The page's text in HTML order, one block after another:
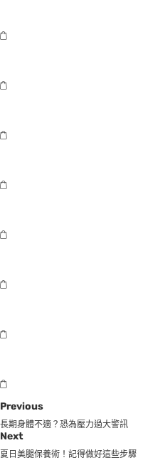
Previous
長期身體不適？恐為壓力過大警訊
Next
夏日美腿保養術！記得做好這些步驟